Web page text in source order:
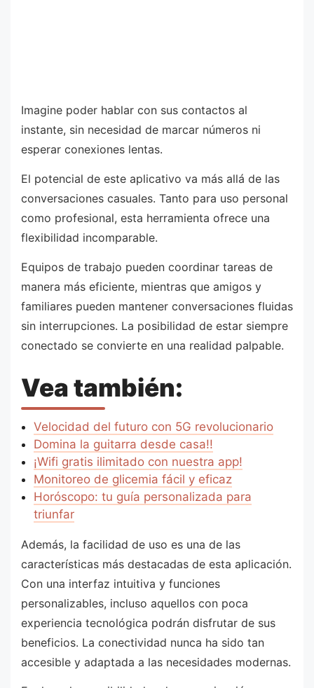
Imagine poder hablar con sus contactos al
instante, sin necesidad de marcar números ni
esperar conexiones lentas.
El potencial de este aplicativo va más allá de las
conversaciones casuales. Tanto para uso personal
como profesional, esta herramienta ofrece una
flexibilidad incomparable.
Equipos de trabajo pueden coordinar tareas de
manera más eficiente, mientras que amigos y
familiares pueden mantener conversaciones fluidas
sin interrupciones. La posibilidad de estar siempre
conectado se convierte en una realidad palpable.
Vea también:
Velocidad del futuro con 5G revolucionario
Domina la guitarra desde casa!!
¡Wifi gratis ilimitado con nuestra app!
Monitoreo de glicemia fácil y eficaz
Horóscopo: tu guía personalizada para
triunfar
Además, la facilidad de uso es una de las
características más destacadas de esta aplicación.
Con una interfaz intuitiva y funciones
personalizables, incluso aquellos con poca
experiencia tecnológica podrán disfrutar de sus
beneficios. La conectividad nunca ha sido tan
accesible y adaptada a las necesidades modernas.